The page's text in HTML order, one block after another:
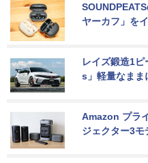
ヤーカフ」を
レイズ鍛造1
s」軽量なまま
Amazon プラ
ジェクター3モ